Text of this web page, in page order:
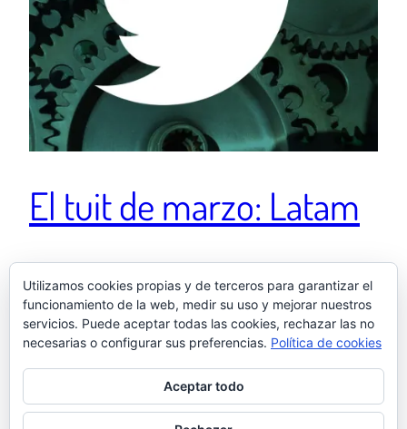
El tuit de marzo: Latam
me vas a reconocer fácil.Soy policía. Voy en una
furgoneta de antidisturbios.
13 abril, 2023
Utilizamos cookies propias y de terceros para garantizar el
funcionamiento de la web, medir su uso y mejorar nuestros
servicios. Puede aceptar todas las cookies, rechazar las no
necesarias o configurar sus preferencias. Política de cookies
Aceptar todo